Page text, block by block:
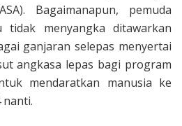
Bagaimanapun, pemuda
menyangka ditawarkan
ganjaran selepas menyertai
angkasa lepas bagi program
mendaratkan manusia ke
nanti.